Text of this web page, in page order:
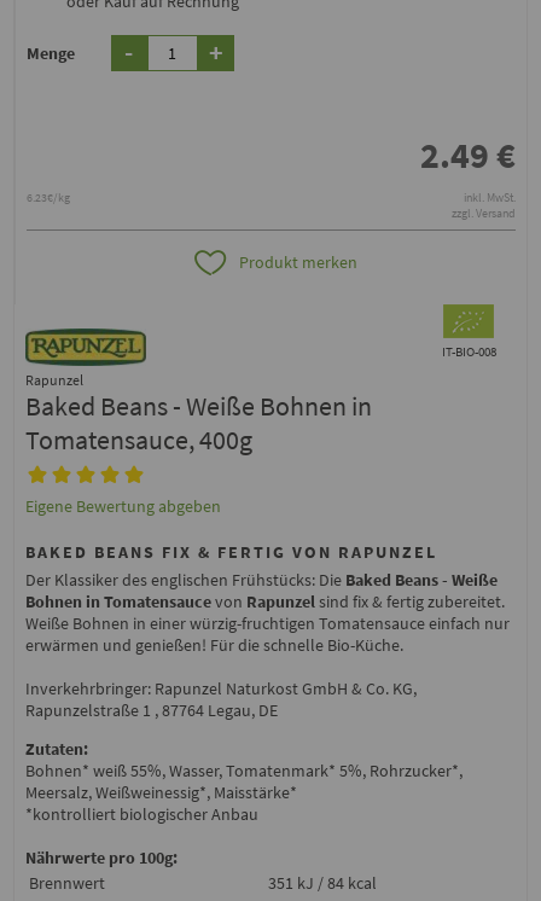
Menge - +
2.49€
6.23€/kg
inkl. MwSt.
zzgl. Versand
Produkt merken
IT-BIO-008
Rapunzel
Baked Beans - Weiße Bohnen in
Tomatensauce, 400g
Eigene Bewertung abgeben
BAKED BEANS FIX & FERTIG VON RAPUNZEL
Der Klassiker des englischen Frühstücks: Die Baked Beans - Weiße
Bohnen in Tomatensaucevon Rapunzelsind fix & fertig zubereitet.
Weiße Bohnen in einer würzig-fruchtigen Tomatensauce einfach nur
erwärmen und genießen! Für die schnelle Bio-Küche.
Inverkehrbringer: Rapunzel Naturkost GmbH & Co. KG,
Rapunzelstraße 1 , 87764 Legau, DE
Zutaten:
Bohnen* weiß 55%, Wasser, Tomatenmark* 5%, Rohrzucker*,
Meersalz, Weißweinessig*, Maisstärke*
*kontrolliert biologischer Anbau
Nährwerte pro 100g:
Brennwert
351 kJ / 84 kcal